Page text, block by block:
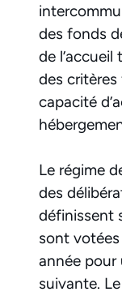
des fonds
de l’accueil
des
capacité
Le régime
des
définissent
sont
année pour
suivante.